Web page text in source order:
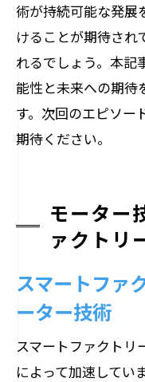
術が持続可能な発展
けることが期待され
れるでしょう。本記
能性と未来への期待
す。次回のエピソー
期待ください。
モーター
ァクトリ
スマートファ
ーター技術
スマートファクトリ
によって加速してい